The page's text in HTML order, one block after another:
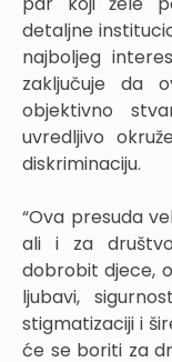
detaljne
najboljeg
zaključuje da
objektivno
uvredljivo
diskriminaciju.
“Ova presuda
ali i za
dobrobit djece,
ljubavi,
stigmatizaciji i
će se boriti za